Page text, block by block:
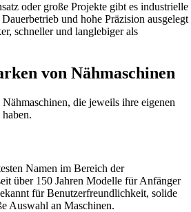
oder große Projekte gibt es industrielle
und hohe Präzision ausgelegt
schneller und langlebiger als
von Nähmaschinen
die jeweils ihre eigenen
Namen im Bereich der
über 150 Jahren Modelle für Anfänger
für Benutzerfreundlichkeit, solide
Auswahl an Maschinen.